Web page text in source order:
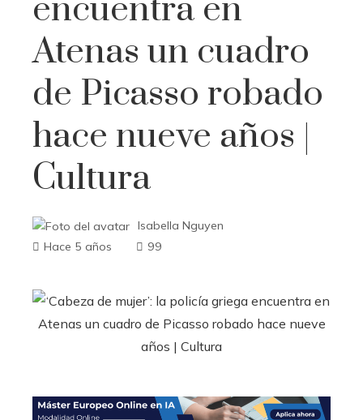
encuentra en
Atenas un cuadro
de Picasso robado
hace nueve años |
Cultura
Isabella Nguyen
Hace 5 años
99